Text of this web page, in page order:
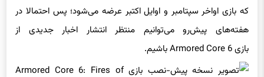
که بازی اواخر سپتامبر و اوایل اکتبر عرضه می‌شود؛ پس احتمالا در
هفته‌های پیش‌رو می‌توانیم منتظر انتشار اخبار جدیدی از
بازی Armored Core 6 باشیم.